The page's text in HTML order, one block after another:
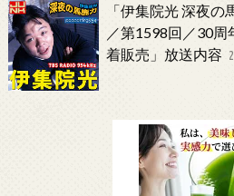
「伊集院光 深夜
／第1598回／30
着販売」放送内容